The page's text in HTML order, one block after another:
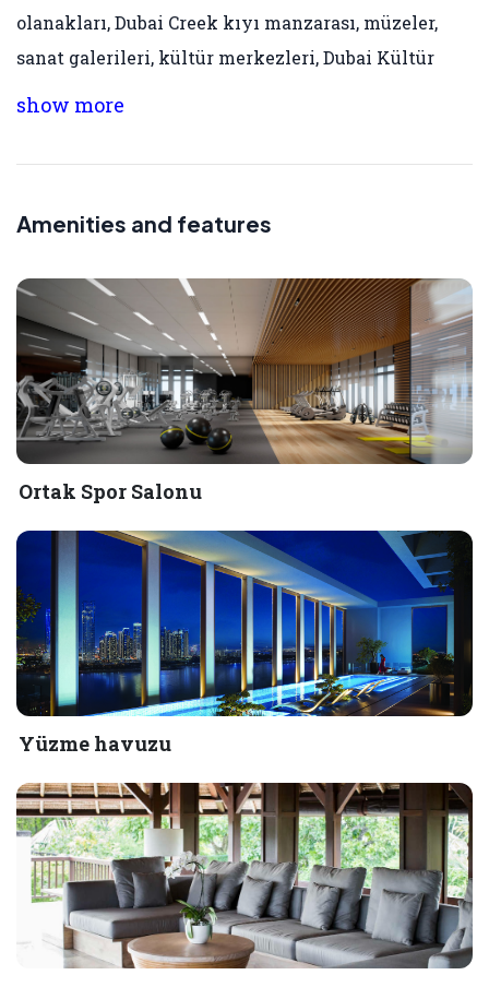
olanakları, Dubai Creek kıyı manzarası, müzeler,
sanat galerileri, kültür merkezleri, Dubai Kültür
Köyü, parklar, açık alanlar, restoranlar ve kafeler
show more
Amenities and features
Ortak Spor Salonu
Yüzme havuzu